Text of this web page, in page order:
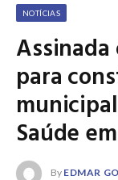
NOTÍCIAS
para
Saúde
By EDMAR